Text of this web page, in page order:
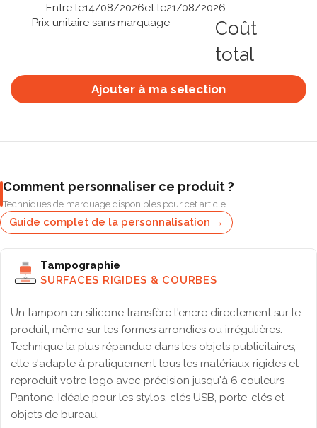
Entre le14/08/2026et le21/08/2026
Prix unitaire sans marquage
Coût
total
Ajouter à ma selection
Comment personnaliser ce produit ?
Techniques de marquage disponibles pour cet article
Guide complet de la personnalisation →
Tampographie
SURFACES RIGIDES & COURBES
Un tampon en silicone transfère l'encre directement sur le
produit, même sur les formes arrondies ou irrégulières.
Technique la plus répandue dans les objets publicitaires,
elle s'adapte à pratiquement tous les matériaux rigides et
reproduit votre logo avec précision jusqu'à 6 couleurs
Pantone. Idéale pour les stylos, clés USB, porte-clés et
objets de bureau.